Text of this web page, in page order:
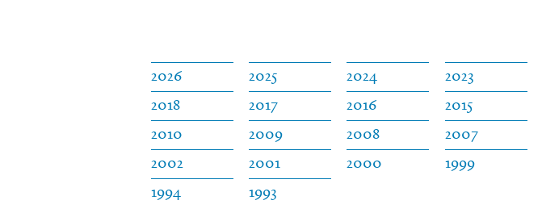
2026 2025 2024 2023
2018
2017 2016 2015
2010
2009 2008 2007
2002
2001 2000 1999
1994
1993